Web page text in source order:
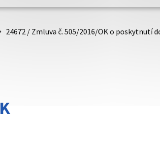
24672 / Zmluva č. 505/2016/OK o poskytnutí